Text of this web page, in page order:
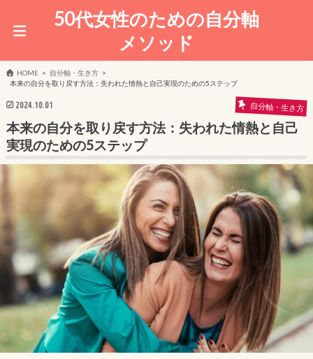
50代女性のための自分軸
メソッド
HOME
自分軸・生き方
本来の自分を取り戻す方法：失われた情熱と自己実現のための5ステップ
2024.10.01 自分軸・生き方
本来の自分を取り戻す方法：失われた情熱と自己
実現のための5ステップ